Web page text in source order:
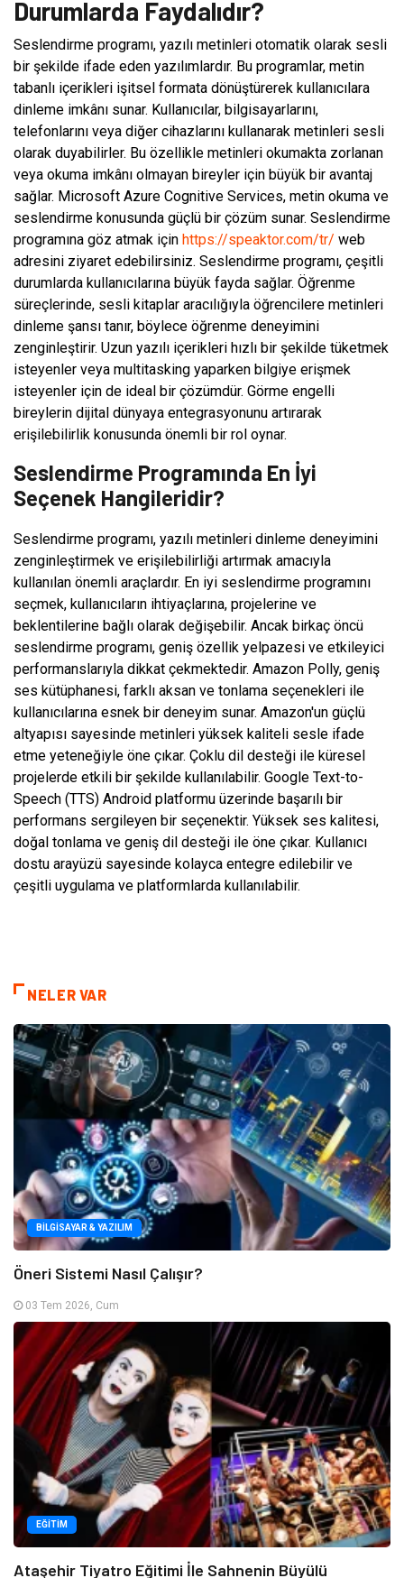
Durumlarda Faydalıdır?
Seslendirme programı, yazılı metinleri otomatik olarak sesli
bir şekilde ifade eden yazılımlardır. Bu programlar, metin
tabanlı içerikleri işitsel formata dönüştürerek kullanıcılara
dinleme imkânı sunar. Kullanıcılar, bilgisayarlarını,
telefonlarını veya diğer cihazlarını kullanarak metinleri sesli
olarak duyabilirler. Bu özellikle metinleri okumakta zorlanan
veya okuma imkânı olmayan bireyler için büyük bir avantaj
sağlar. Microsoft Azure Cognitive Services, metin okuma ve
seslendirme konusunda güçlü bir çözüm sunar. Seslendirme
programına göz atmak için https://speaktor.com/tr/ web
adresini ziyaret edebilirsiniz. Seslendirme programı, çeşitli
durumlarda kullanıcılarına büyük fayda sağlar. Öğrenme
süreçlerinde, sesli kitaplar aracılığıyla öğrencilere metinleri
dinleme şansı tanır, böylece öğrenme deneyimini
zenginleştirir. Uzun yazılı içerikleri hızlı bir şekilde tüketmek
isteyenler veya multitasking yaparken bilgiye erişmek
isteyenler için de ideal bir çözümdür. Görme engelli
bireylerin dijital dünyaya entegrasyonunu artırarak
erişilebilirlik konusunda önemli bir rol oynar.
Seslendirme Programında En İyi
Seçenek Hangileridir?
Seslendirme programı, yazılı metinleri dinleme deneyimini
zenginleştirmek ve erişilebilirliği artırmak amacıyla
kullanılan önemli araçlardır. En iyi seslendirme programını
seçmek, kullanıcıların ihtiyaçlarına, projelerine ve
beklentilerine bağlı olarak değişebilir. Ancak birkaç öncü
seslendirme programı, geniş özellik yelpazesi ve etkileyici
performanslarıyla dikkat çekmektedir. Amazon Polly, geniş
ses kütüphanesi, farklı aksan ve tonlama seçenekleri ile
kullanıcılarına esnek bir deneyim sunar. Amazon'un güçlü
altyapısı sayesinde metinleri yüksek kaliteli sesle ifade
etme yeteneğiyle öne çıkar. Çoklu dil desteği ile küresel
projelerde etkili bir şekilde kullanılabilir. Google Text-to-
Speech (TTS) Android platformu üzerinde başarılı bir
performans sergileyen bir seçenektir. Yüksek ses kalitesi,
doğal tonlama ve geniş dil desteği ile öne çıkar. Kullanıcı
dostu arayüzü sayesinde kolayca entegre edilebilir ve
çeşitli uygulama ve platformlarda kullanılabilir.
NELER VAR
BILGISAYAR & YAZILIM
Öneri Sistemi Nasıl Çalışır?
03 Tem 2026, Cum
EĞITIM
Ataşehir Tiyatro Eğitimi İle Sahnenin Büyülü